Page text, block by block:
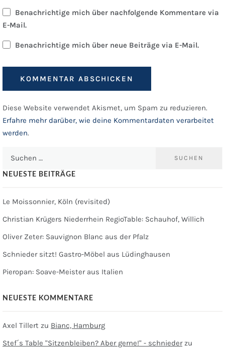
Benachrichtige mich über nachfolgende Kommentare via
E-Mail.
Benachrichtige mich über neue Beiträge via E-Mail.
Diese Website verwendet Akismet, um Spam zu reduzieren.
Erfahre mehr darüber, wie deine Kommentardaten verarbeitet
werden.
NEUESTE BEITRÄGE
Le Moissonnier, Köln (revisited)
Christian Krügers Niederrhein RegioTable: Schauhof, Willich
Oliver Zeter: Sauvignon Blanc aus der Pfalz
Schnieder sitzt! Gastro-Möbel aus Lüdinghausen
Pieropan: Soave-Meister aus Italien
NEUESTE KOMMENTARE
Axel Tillert zu Bianc, Hamburg
Stef´s Table "Sitzenbleiben? Aber gerne!" - schniederzu